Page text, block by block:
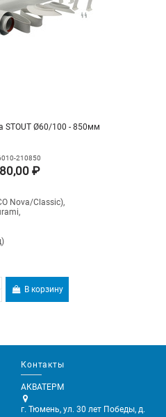
STOUT Ø60/100 - 850мм
210850
₽
Nova/Classic),
В корзину
Контакты
АКВАТЕРМ
г. Тюмень, ул. 30 лет Победы, д.